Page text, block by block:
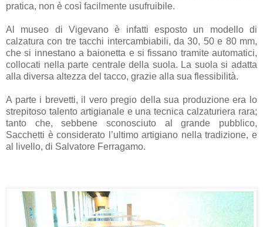
pratica, non è così facilmente usufruibile.
Al museo di Vigevano è infatti esposto un modello di
calzatura con tre tacchi intercambiabili, da 30, 50 e 80 mm,
che si innestano a baionetta e si fissano tramite automatici,
collocati nella parte centrale della suola. La suola si adatta
alla diversa altezza del tacco, grazie alla sua flessibilità.
A parte i brevetti, il vero pregio della sua produzione era lo
strepitoso talento artigianale e una tecnica calzaturiera rara;
tanto che, sebbene sconosciuto al grande pubblico,
Sacchetti è considerato l’ultimo artigiano nella tradizione, e
al livello, di Salvatore Ferragamo.